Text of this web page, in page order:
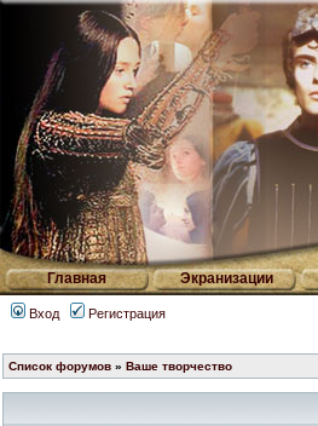
Главная Экранизации
Вход Регистрация
Список форумов » Ваше творчество